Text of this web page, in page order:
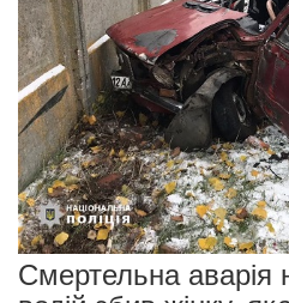
Смертельна аварія